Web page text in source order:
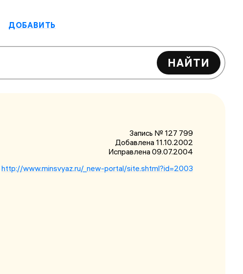
ДОБАВИТЬ
НАЙТИ
Запись № 127 799
Добавлена 11.10.2002
Исправлена09.07.2004
http://www.minsvyaz.ru/_new-portal/site.shtml?id=2003